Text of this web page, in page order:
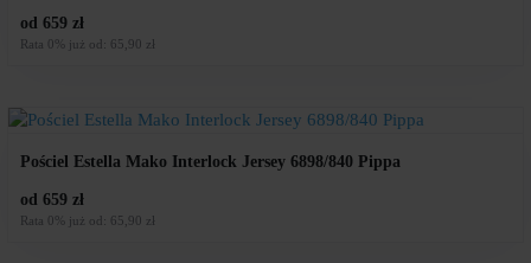
od 659 zł
Rata 0% już od: 65,90 zł
Pościel Estella Mako Interlock Jersey 6898/840 Pippa
od 659 zł
Rata 0% już od: 65,90 zł